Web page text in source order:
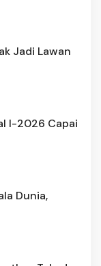
Jadi Lawan
I-2026 Capai
Dunia,